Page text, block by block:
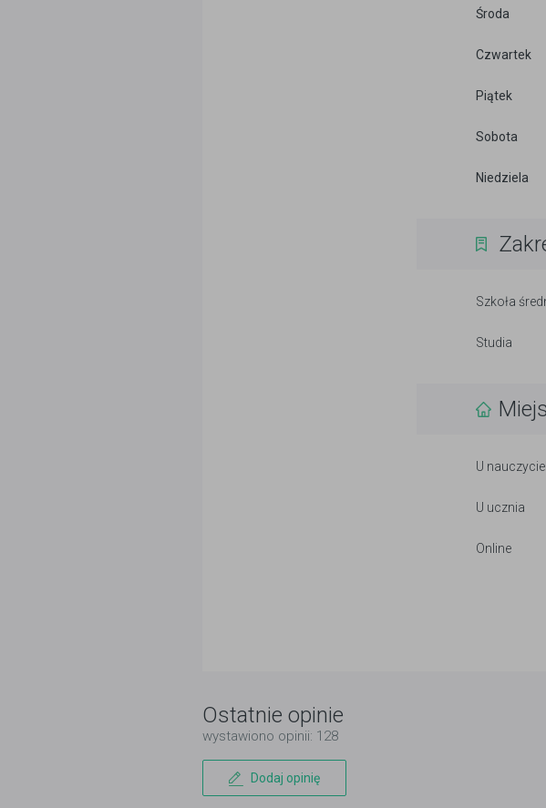
Środa
Czwartek
Piątek
Sobota
Niedziela
Szkoła
Studia
U
U ucznia
Online
Ostatnie opinie
wystawiono opinii: 128
Dodaj opinię